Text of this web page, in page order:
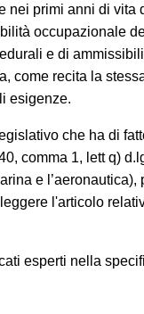
primi anni di vita
occupazionale
e di
come recita la
esigenze.
che ha di
comma 1, lett q)
e l’aeronautica),
l'articolo
esperti nella